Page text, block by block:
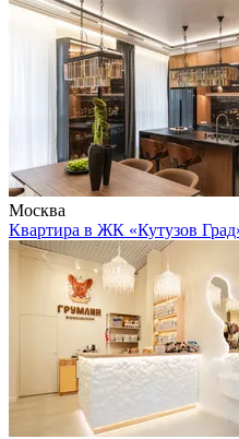
Москва
Квартира в ЖК «Кутузов